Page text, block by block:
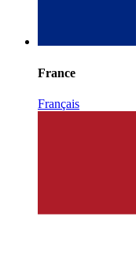
France
Français